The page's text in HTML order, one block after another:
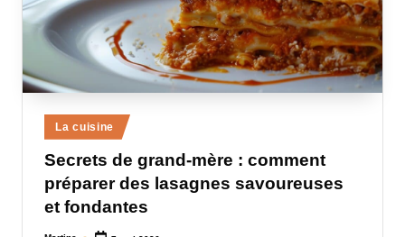
Posted
in
La cuisine
Secrets de grand-mère : comment
préparer des lasagnes savoureuses
et fondantes